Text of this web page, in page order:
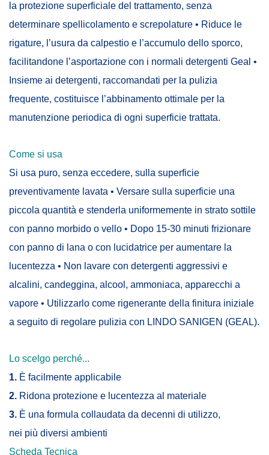
la protezione superficiale del trattamento, senza
determinare spellicolamento e screpolature • Riduce le
rigature, l’usura da calpestio e l’accumulo dello sporco,
facilitandone l’asportazione con i normali detergenti Geal •
Insieme ai detergenti, raccomandati per la pulizia
frequente, costituisce l’abbinamento ottimale per la
manutenzione periodica di ogni superficie trattata.
Come si usa
Si usa puro, senza eccedere, sulla superficie
preventivamente lavata • Versare sulla superficie una
piccola quantità e stenderla uniformemente in strato sottile
con panno morbido o vello • Dopo 15-30 minuti frizionare
con panno di lana o con lucidatrice per aumentare la
lucentezza • Non lavare con detergenti aggressivi e
alcalini, candeggina, alcool, ammoniaca, apparecchi a
vapore • Utilizzarlo come rigenerante della finitura iniziale
a seguito di regolare pulizia con LINDO SANIGEN (GEAL).
Lo scelgo perché...
1. È facilmente applicabile
2. Ridona protezione e lucentezza al materiale
3. È una formula collaudata da decenni di utilizzo,
nei più diversi ambienti
Scheda Tecnica